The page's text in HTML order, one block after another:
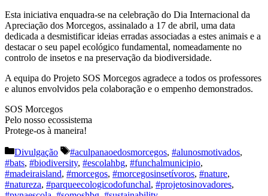
Esta iniciativa enquadra-se na celebração do Dia Internacional da
Apreciação dos Morcegos, assinalado a 17 de abril, uma data
dedicada a desmistificar ideias erradas associadas a estes animais e a
destacar o seu papel ecológico fundamental, nomeadamente no
controlo de insetos e na preservação da biodiversidade.
A equipa do Projeto SOS Morcegos agradece a todos os professores
e alunos envolvidos pela colaboração e o empenho demonstrados.
SOS Morcegos
Pelo nosso ecossistema
Protege-os à maneira!
Categorias
Divulgação Etiquetas
#aculpanaoedosmorcegos, #alunosmotivados,
#bats, #biodiversity, #escolahbg, #funchalmunicipio,
#madeiraisland, #morcegos, #morcegosinsetívoros, #nature,
#natureza, #parqueecologicodofunchal, #projetosinovadores,